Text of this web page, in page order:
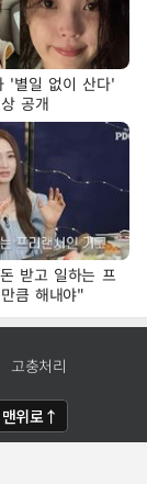
'별일 없이 산다'
공개
받고 일하는 프
큼 해내야"
고충처리
맨위로↑